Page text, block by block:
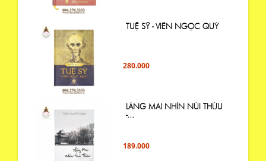
TUỆ SỸ - VIÊN NGỌC QUÝ
280.000
LÀNG MAI NHÌN NÚI THỨU
-...
189.000